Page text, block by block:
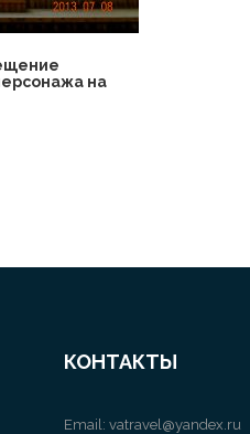
на
КОНТАКТЫ
Email: vatravel@yandex.ru